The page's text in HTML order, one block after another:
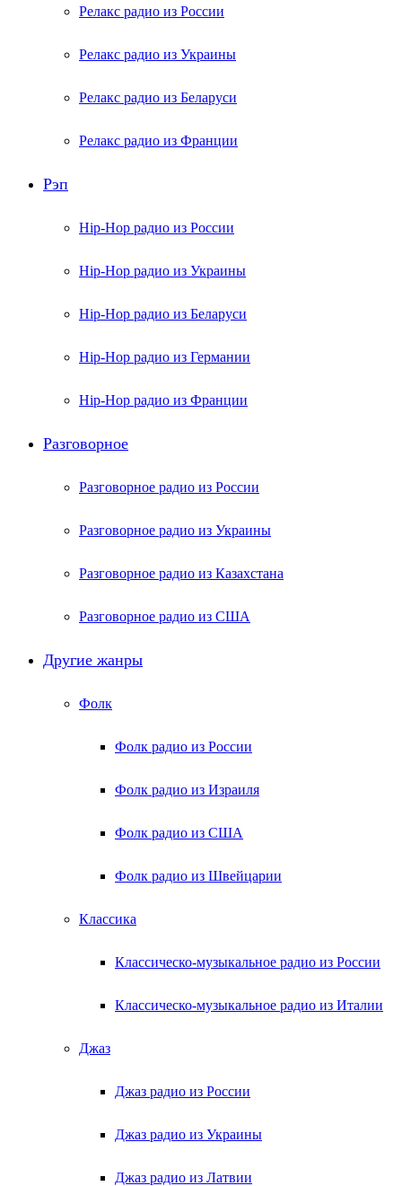
Релакс радио из России
Релакс радио из Украины
Релакс радио из Беларуси
Релакс радио из Франции
Рэп
Hip-Hop радио из России
Hip-Hop радио из Украины
Hip-Hop радио из Беларуси
Hip-Hop радио из Германии
Hip-Hop радио из Франции
Разговорное
Разговорное радио из России
Разговорное радио из Украины
Разговорное радио из Казахстана
Разговорное радио из США
Другие жанры
Фолк
Фолк радио из России
Фолк радио из Израиля
Фолк радио из США
Фолк радио из Швейцарии
Классика
Классическо-музыкальное радио из России
Классическо-музыкальное радио из Италии
Джаз
Джаз радио из России
Джаз радио из Украины
Джаз радио из Латвии